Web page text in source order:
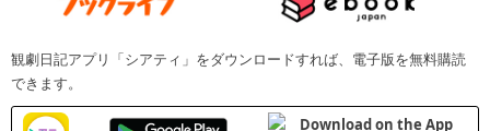
観劇日記アプリ「シアティ」をダウンロードすれば、電子版を無料購読
できます。